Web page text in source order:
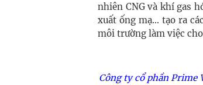
nhiên CNG và khí gas
xuất ống mạ... tạo ra
môi trường làm việc
Công ty cổ phần Prime